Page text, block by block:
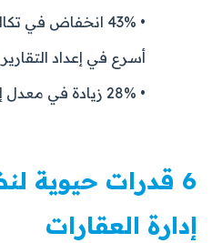
•
43% انخفاض في
أسرع في إعداد التقارير
•
28% زيادة في معدل
إدارة العقارات